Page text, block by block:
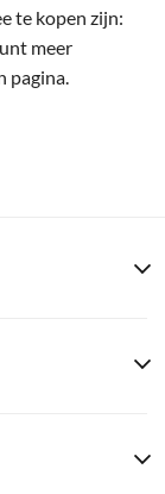
te kopen zijn:
meer
pagina.